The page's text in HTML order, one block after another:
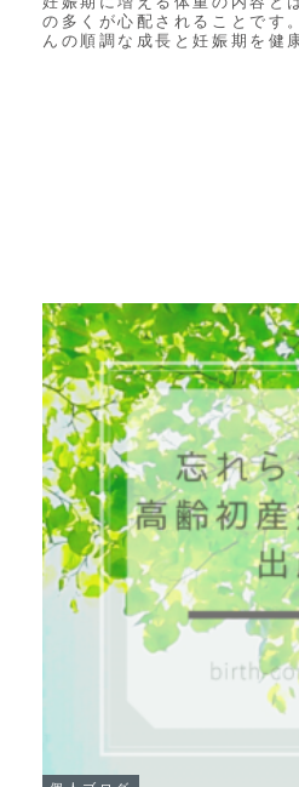
の多くが心配されることです
んの順調な成長と妊娠期を健